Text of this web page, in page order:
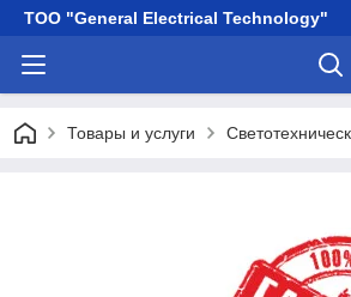
ТОО "General Electrical Technology"
Товары и услуги